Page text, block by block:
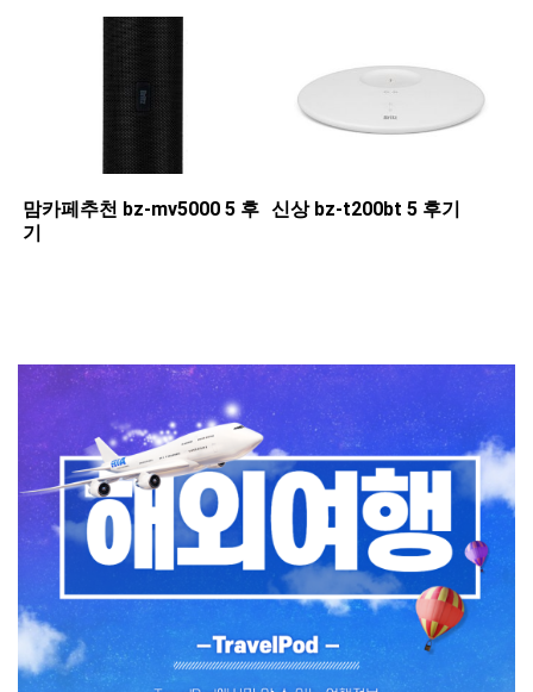
맘카페추천 ​bz-mv5000 5 후
기
신상 ​bz-t200bt 5 후기